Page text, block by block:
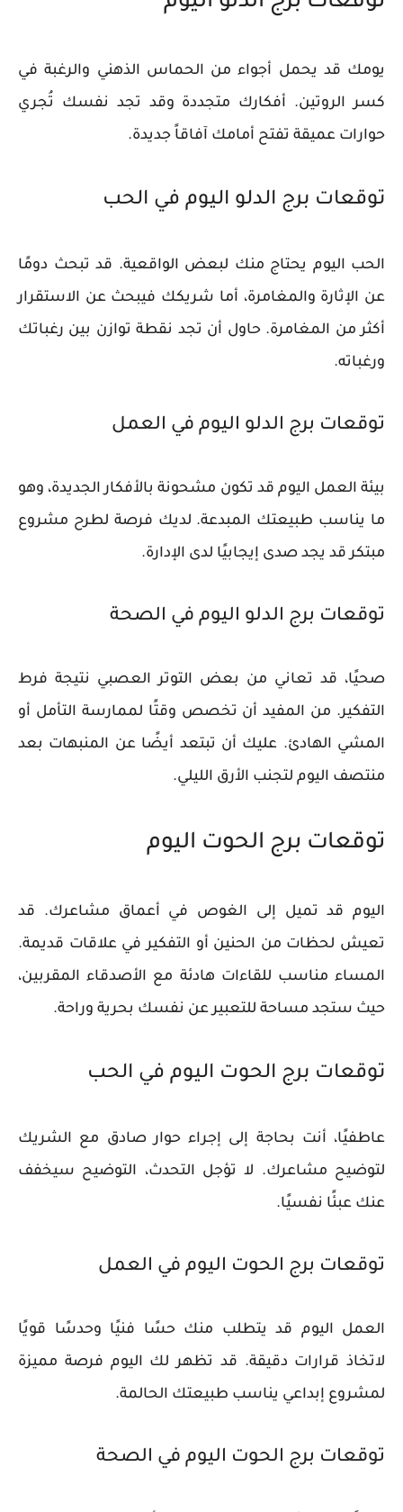
يومك قد يحمل أجواء من الحماس الذهني والرغبة في
كسر الروتين. أفكارك متجددة وقد تجد نفسك تُجري
حوارات عميقة تفتح أمامك آفاقاً جديدة.
توقعات برج الدلو اليوم في الحب
الحب اليوم يحتاج منك لبعض الواقعية. قد تبحث دومًا
عن الإثارة والمغامرة، أما شريكك فيبحث عن الاستقرار
أكثر من المغامرة. حاول أن تجد نقطة توازن بين رغباتك
ورغباته.
توقعات برج الدلو اليوم في العمل
بيئة العمل اليوم قد تكون مشحونة بالأفكار الجديدة، وهو
ما يناسب طبيعتك المبدعة. لديك فرصة لطرح مشروع
مبتكر قد يجد صدى إيجابيًا لدى الإدارة.
توقعات برج الدلو اليوم في الصحة
صحيًا، قد تعاني من بعض التوتر العصبي نتيجة فرط
التفكير. من المفيد أن تخصص وقتًا لممارسة التأمل أو
المشي الهادئ. عليك أن تبتعد أيضًا عن المنبهات بعد
منتصف اليوم لتجنب الأرق الليلي.
توقعات برج الحوت اليوم
اليوم قد تميل إلى الغوص في أعماق مشاعرك. قد
تعيش لحظات من الحنين أو التفكير في علاقات قديمة.
المساء مناسب للقاءات هادئة مع الأصدقاء المقربين،
حيث ستجد مساحة للتعبير عن نفسك بحرية وراحة.
توقعات برج الحوت اليوم في الحب
عاطفيًا، أنت بحاجة إلى إجراء حوار صادق مع الشريك
لتوضيح مشاعرك. لا تؤجل التحدث، التوضيح سيخفف
عنك عبئًا نفسيًا.
توقعات برج الحوت اليوم في العمل
العمل اليوم قد يتطلب منك حسًا فنيًا وحدسًا قويًا
لاتخاذ قرارات دقيقة. قد تظهر لك اليوم فرصة مميزة
لمشروع إبداعي يناسب طبيعتك الحالمة.
توقعات برج الحوت اليوم في الصحة